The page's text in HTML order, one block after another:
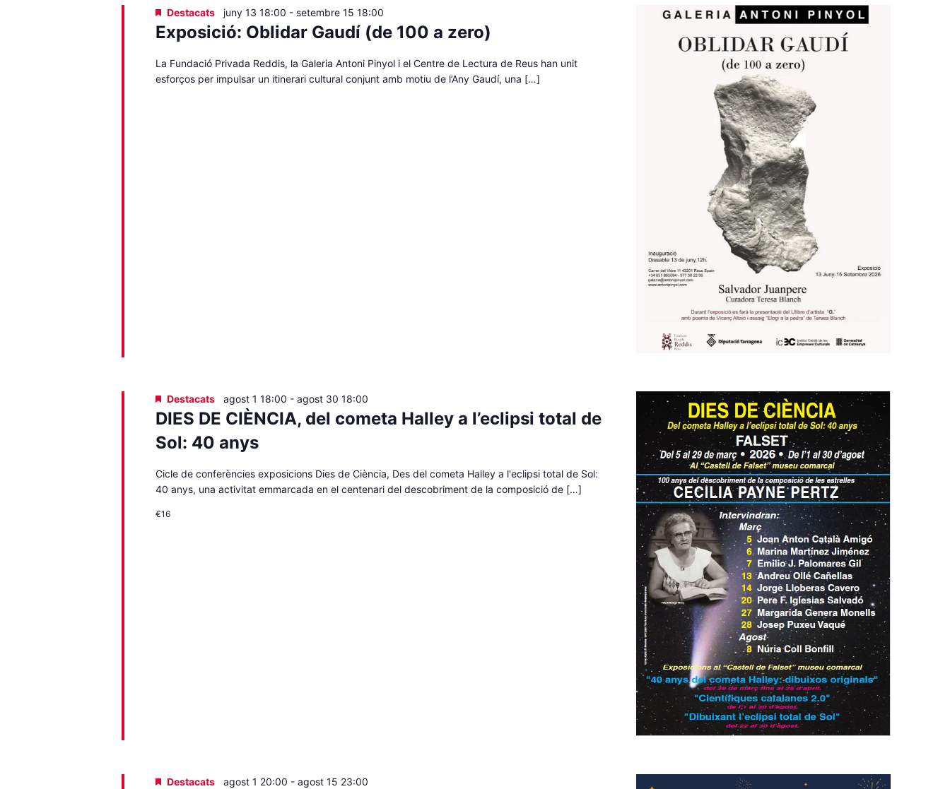
Exposició: Oblidar Gaudí (de 100 a zero)
Destacats juny 13 18:00 - setembre 15 18:00
La Fundació Privada Reddis, la Galeria Antoni Pinyol i el Centre de Lectura de Reus han unit
esforços per impulsar un itinerari cultural conjunt amb motiu de l’Any Gaudí, una […]
DIES DE CIÈNCIA, del cometa Halley a l’eclipsi total de
Sol: 40 anys
Destacats agost 1 18:00 - agost 30 18:00
Cicle de conferències exposicions Dies de Ciència, Des del cometa Halley a l'eclipsi total de Sol:
40 anys, una activitat emmarcada en el centenari del descobriment de la composició de […]
€16
Destacats agost 1 20:00 - agost 15 23:00